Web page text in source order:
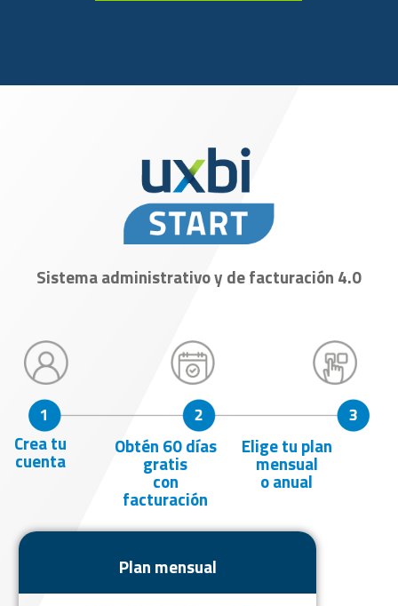
Sistema administrativo y de facturación 4.0
Crea tu
cuenta
Obtén 60 días
gratis
con
facturación
Elige tu plan
mensual
o anual
Plan mensual